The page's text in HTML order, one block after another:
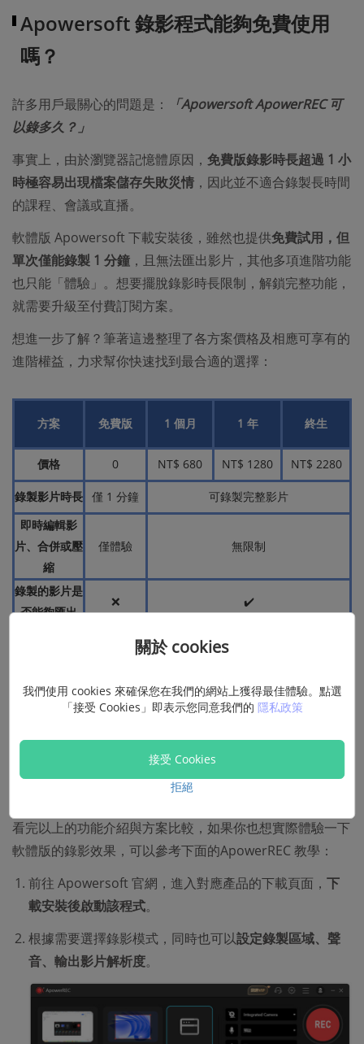
Apowersoft 錄影程式能夠免費使用
嗎？
許多用戶最關心的問題是：
「Apowersoft ApowerREC 可
以錄多久？」
事實上，由於瀏覽器記憶體原因， 免費版錄影時長超過 1 小
時極容易出現檔案儲存失敗災情 ，因此並不適合錄製長時間
的課程、會議或直播。
軟體版 Apowersoft 下載安裝後，雖然也提供免費試用，但
單次僅能錄製 1 分鐘 ，且無法匯出影片，其他多項進階功能
也只能「體驗」。想要擺脫錄影時長限制，解鎖完整功能，
就需要升級至付費訂閱方案。
想進一步了解？筆著這邊整理了各方案價格及相應可享有的
進階權益，力求幫你快速找到最合適的選擇：
方案 免費版 1 個月 1 年 終生
價格 0 NT$ 680 NT$ 1280 NT$ 2280
錄製影片時長 僅 1 分鐘
可錄製完整影片
即時編輯影
片、合併或壓
縮
僅體驗 無限制
錄製的影片是
否能夠匯出
❌ ✔️
如何下載 Apowersoft ApowerREC 進
行錄影？
看完以上的功能介紹與方案比較，如果你也想實際體驗一下
軟體版的錄影效果，可以參考下面的ApowerREC 教學：
前往 Apowersoft 官網，進入對應產品的下載頁面， 下
載安裝後啟動該程式。
根據需要選擇錄影模式，同時也可以設定錄製區域、聲
音、輸出影片解析度。
關於 cookies
我們使用 cookies 來確保您在我們的網站上獲得最佳體驗。點選
「接受 Cookies」即表示您同意我們的 隱私政策
接受 Cookies
拒絕